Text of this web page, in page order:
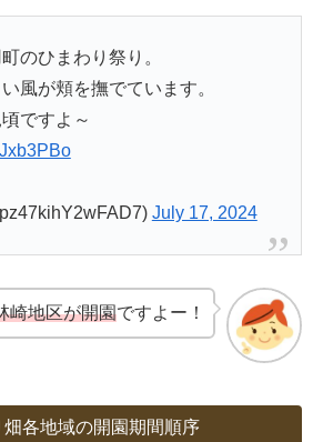
のひまわり祭り。
風が頬を撫でています。
ですよ～
July 17, 2024
崎地区が開園ですよー！
各地域の開園期間順序